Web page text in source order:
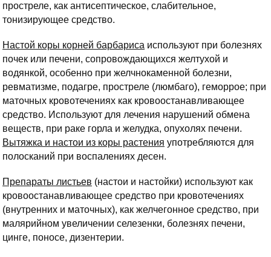
простреле, как антисептическое, слабительное,
тонизирующее средство.
Настой коры корней барбариса используют при болезнях
почек или печени, сопровождающихся желтухой и
водянкой, особенно при желчнокаменной болезни,
ревматизме, подагре, простреле (люмбаго), геморрое; при
маточных кровотечениях как кровоостанавливающее
средство. Используют для лечения нарушений обмена
веществ, при раке горла и желудка, опухолях печени.
Вытяжка и настои из коры растения употребляются для
полосканий при воспалениях десен.
Препараты листьев (настои и настойки) используют как
кровоостанавливающее средство при кровотечениях
(внутренних и маточных), как желчегонное средство, при
малярийном увеличении селезенки, болезнях печени,
цинге, поносе, дизентерии.